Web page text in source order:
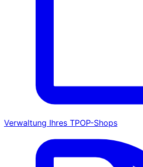
Verwaltung Ihres TPOP-Shops